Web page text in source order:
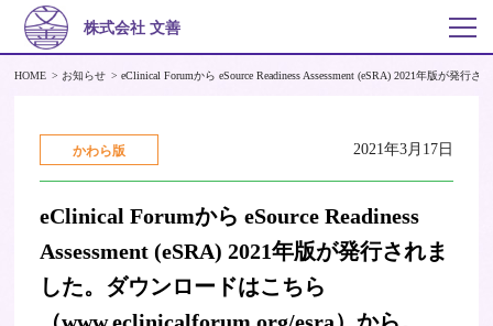
株式会社 文善
HOME お知らせ eClinical Forumから eSource Readiness Assessment (eSRA) 2021年版が発行
かわら版 2021年3月17日
eClinical Forumから eSource Readiness
Assessment (eSRA) 2021年版が発行されま
した。ダウンロードはこちら